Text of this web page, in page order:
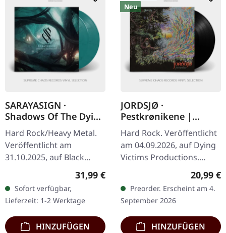
SARAYASIGN ·
Shadows Of The Dying
Light |
TURQUOISE/BLACK
2LP
Hard Rock/Heavy Metal.
Veröffentlicht am
31.10.2025, auf Black
Lodge. Transparent
marmoriertes Doppel-
Vinyl. 180g Vinyl.
Sarayasign…
Regulärer Preis:
31,99 €
Sofort verfügbar,
Lieferzeit: 1-2 Werktage
HINZUFÜGEN
Neu
JORDSJØ ·
Pestkrønikene |
BLACK LP
Hard Rock. Veröffentlicht
am 04.09.2026, auf Dying
Victims Productions.
Schwarzes Vinyl im
Standard-Cover. Es gibt
diese seltenen Platten, bei
denen…
20,99 €
Preorder. Erscheint am 4.
September 2026
HINZUFÜGEN